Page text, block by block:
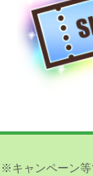
※キャンペーン等